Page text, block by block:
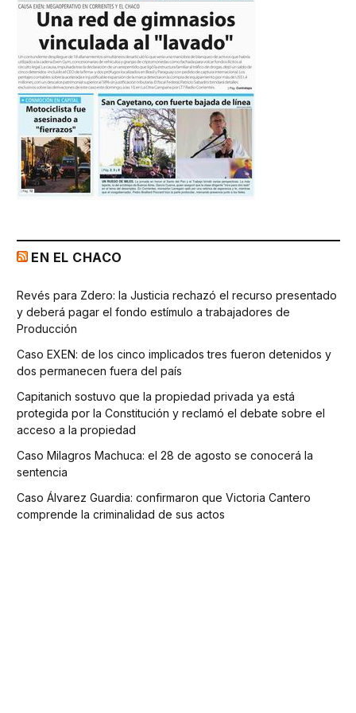
EN EL CHACO
Revés para Zdero: la Justicia rechazó el recurso presentado
y deberá pagar el fondo estímulo a trabajadores de
Producción
Caso EXEN: de los cinco implicados tres fueron detenidos y
dos permanecen fuera del país
Capitanich sostuvo que la propiedad privada ya está
protegida por la Constitución y reclamó el debate sobre el
acceso a la propiedad
Caso Milagros Machuca: el 28 de agosto se conocerá la
sentencia
Caso Álvarez Guardia: confirmaron que Victoria Cantero
comprende la criminalidad de sus actos